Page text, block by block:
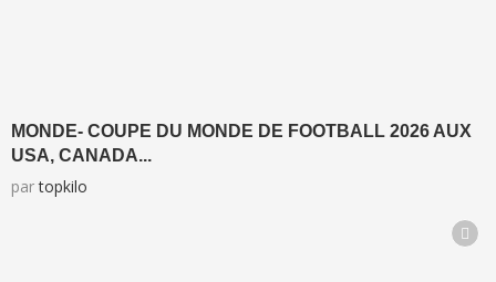
MONDE- COUPE DU MONDE DE FOOTBALL 2026 AUX
USA, CANADA...
partopkilo